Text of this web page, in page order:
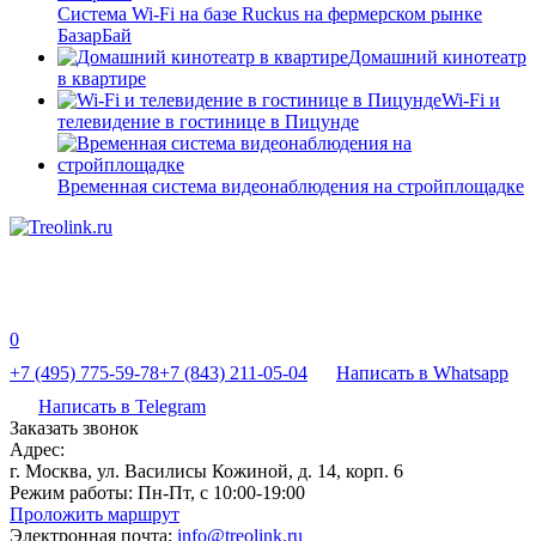
Система Wi-Fi на базе Ruckus на фермерском рынке
БазарБай
Домашний кинотеатр
в квартире
Wi-Fi и
телевидение в гостинице в Пицунде
Временная система видеонаблюдения на стройплощадке
0
+7 (495) 775-59-78+7 (843) 211-05-04
Написать в Whatsapp
Написать в Telegram
Заказать звонок
Адрес:
г. Москва, ул. Василисы Кожиной, д. 14, корп. 6
Режим работы: Пн-Пт, с 10:00-19:00
Проложить маршрут
Электронная почта: info@treolink.ru